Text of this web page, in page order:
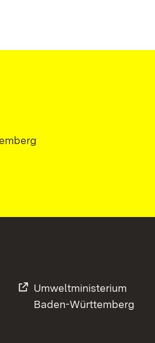
Umweltministerium
Baden-Württemberg